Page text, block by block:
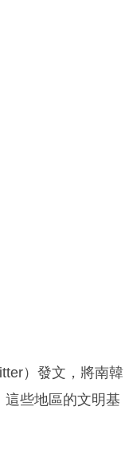
）發文，將南韓
些地區的文明基